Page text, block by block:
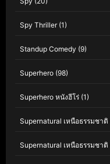
Spy Thriller(1)
Standup Comedy (9)
Superhero (98)
Superhero หนังฮีโร่ (1)
Supernatural เหนือธรรมชาติ
Supernatural เหนือธรรมชาติ